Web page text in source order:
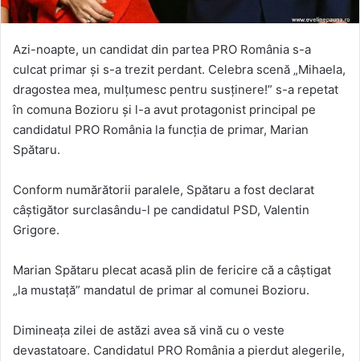
Azi-noapte, un candidat din partea PRO România s-a
culcat primar și s-a trezit perdant. Celebra scenă „Mihaela,
dragostea mea, mulțumesc pentru susținere!” s-a repetat
în comuna Bozioru și l-a avut protagonist principal pe
candidatul PRO România la funcția de primar, Marian
Spătaru.
Conform numărătorii paralele, Spătaru a fost declarat
câștigător surclasându-l pe candidatul PSD, Valentin
Grigore.
Marian Spătaru plecat acasă plin de fericire că a câștigat
„la mustață” mandatul de primar al comunei Bozioru.
Dimineața zilei de astăzi avea să vină cu o veste
devastatoare. Candidatul PRO România a pierdut alegerile,